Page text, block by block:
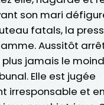
son mari
fatals, la
Aussitôt
jamais le
Elle est jugée
irresponsable et